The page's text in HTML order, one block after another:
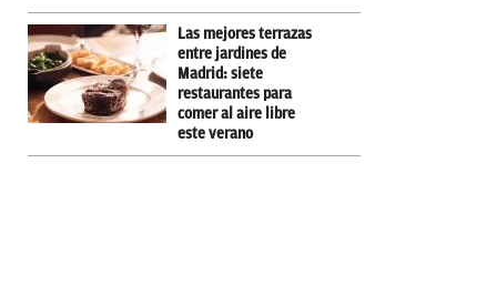
Las mejores terrazas
entre jardines de
Madrid: siete
restaurantes para
comer al aire libre
este verano